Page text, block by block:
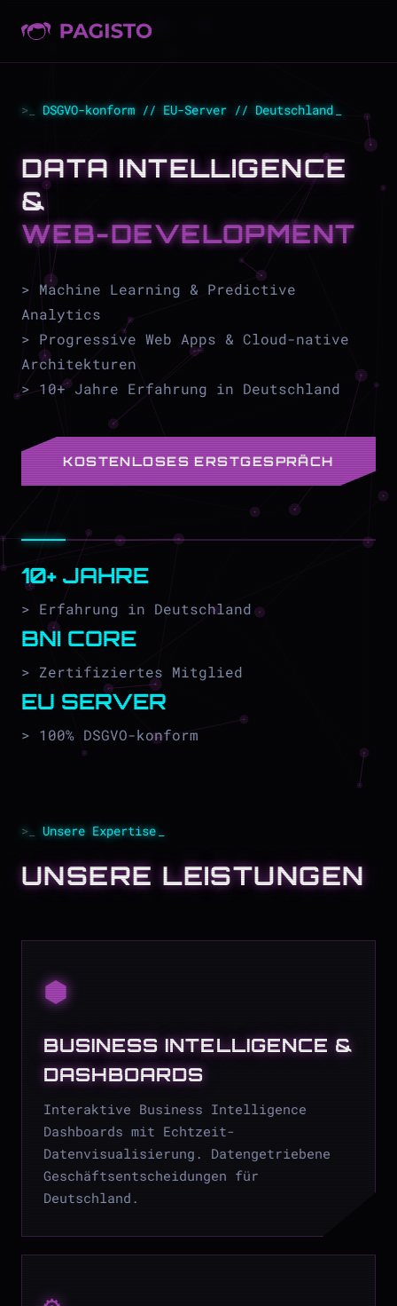
DSGVO-konform // EU-Server // Deutschland
DATA INTELLIGENCE
&
WEB-DEVELOPMENT
> Machine Learning & Predictive
Analytics
> Progressive Web Apps & Cloud-native
Architekturen
> 10+ Jahre Erfahrung in Deutschland
KOSTENLOSES ERSTGESPRÄCH
10+ JAHRE
> Erfahrung in Deutschland
BNI CORE
> Zertifiziertes Mitglied
EU SERVER
> 100% DSGVO-konform
Unsere Expertise
UNSERE LEISTUNGEN
⬢
BUSINESS INTELLIGENCE &
DASHBOARDS
Interaktive Business Intelligence
Dashboards mit Echtzeit-
Datenvisualisierung. Datengetriebene
Geschäftsentscheidungen für
Deutschland.